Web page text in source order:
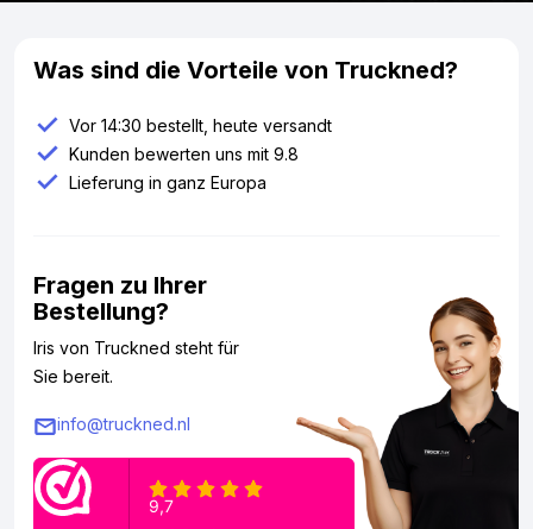
Was sind die Vorteile von Truckned?
Vor 14:30 bestellt, heute versandt
Kunden bewerten uns mit 9.8
Lieferung in ganz Europa
Fragen zu Ihrer
Bestellung?
Iris von Truckned steht für
Sie bereit.
info@truckned.nl